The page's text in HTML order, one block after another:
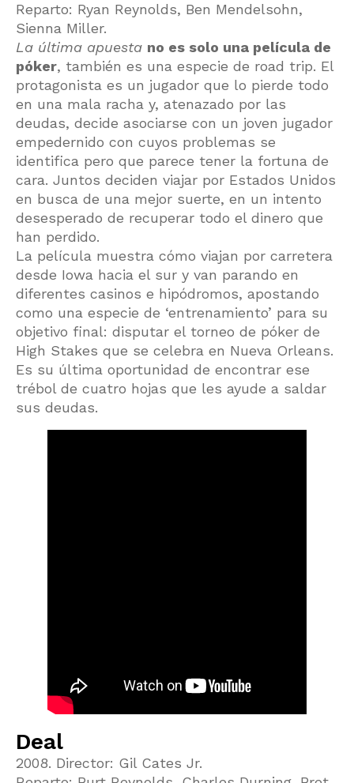
Reparto: Ryan Reynolds, Ben Mendelsohn,
Sienna Miller.
La última apuesta no es solo una película de
póker, también es una especie de road trip. El
protagonista es un jugador que lo pierde todo
en una mala racha y, atenazado por las
deudas, decide asociarse con un joven jugador
empedernido con cuyos problemas se
identifica pero que parece tener la fortuna de
cara. Juntos deciden viajar por Estados Unidos
en busca de una mejor suerte, en un intento
desesperado de recuperar todo el dinero que
han perdido.
La película muestra cómo viajan por carretera
desde Iowa hacia el sur y van parando en
diferentes casinos e hipódromos, apostando
como una especie de ‘entrenamiento’ para su
objetivo final: disputar el torneo de póker de
High Stakes que se celebra en Nueva Orleans.
Es su última oportunidad de encontrar ese
trébol de cuatro hojas que les ayude a saldar
sus deudas.
Deal
2008. Director: Gil Cates Jr.